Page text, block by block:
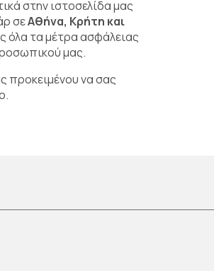
στην ιστοσελίδα μας
σεΑθήνα, Κρήτη και
όλα τα μέτρα ασφάλειας
μας.
προκειμένου να σας